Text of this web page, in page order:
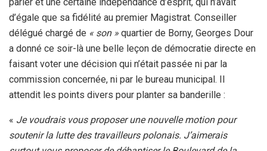
d’égale que sa fidélité au premier Magistrat. Conseiller
délégué chargé de « son » quartier de Borny, Georges Dour
a donné ce soir-là une belle leçon de démocratie directe en
faisant voter une décision qui n’était passée ni par la
commission concernée, ni par le bureau municipal. Il
attendit les points divers pour planter sa banderille :
« Je voudrais vous proposer une nouvelle motion pour
soutenir la lutte des travailleurs polonais. J’aimerais